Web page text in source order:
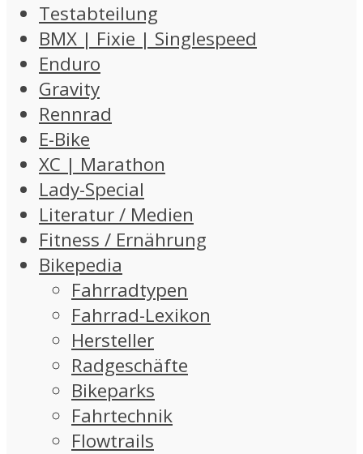
Testabteilung
BMX | Fixie | Singlespeed
Enduro
Gravity
Rennrad
E-Bike
XC | Marathon
Lady-Special
Literatur / Medien
Fitness / Ernährung
Bikepedia
Fahrradtypen
Fahrrad-Lexikon
Hersteller
Radgeschäfte
Bikeparks
Fahrtechnik
Flowtrails